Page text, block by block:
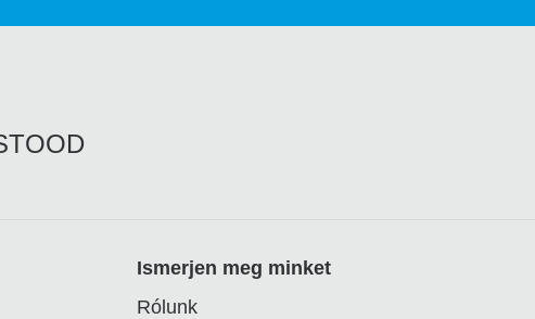
Ismerjen meg minket
Rólunk